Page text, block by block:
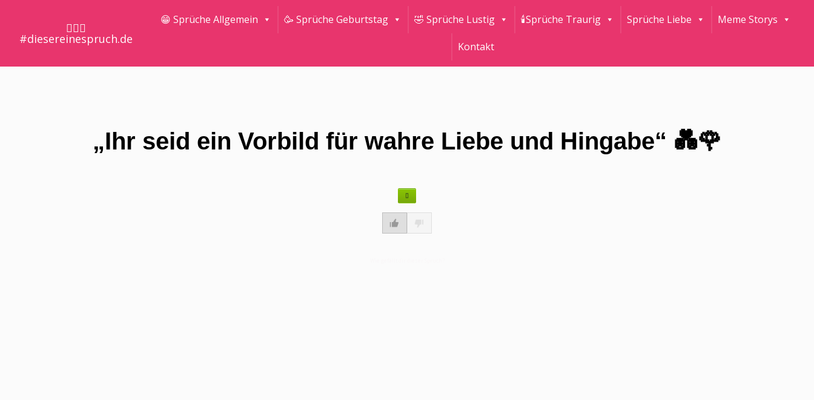
🤷🏼‍♀️
#diesereinespruch.de
😁 Sprüche Allgemein 🥳 Sprüche Geburtstag 🤣 Sprüche Lustig 🕯Sprüche Traurig Sprüche Liebe Meme Storys
Kontakt
„Ihr seid ein Vorbild für wahre Liebe und Hingabe“ 💑🌹